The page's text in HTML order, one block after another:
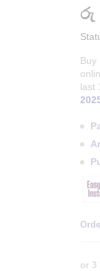
රු
Buy
last
or 3